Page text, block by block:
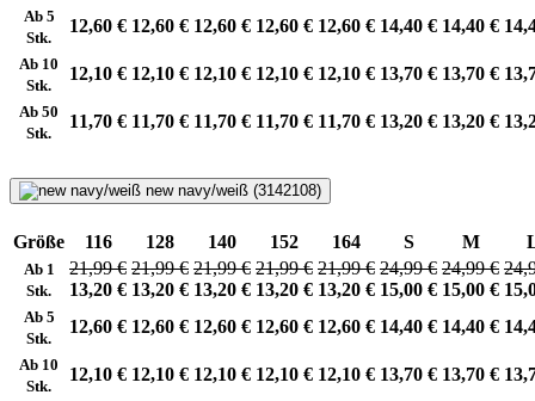
Ab 5
Stk.
12,60 € 12,60 € 12,60 € 12,60 € 12,60 € 14,40 € 14,40 €
Ab 10
Stk.
12,10 € 12,10 € 12,10 € 12,10 € 12,10 € 13,70 € 13,70 €
Ab 50
Stk.
11,70 € 11,70 € 11,70 € 11,70 € 11,70 € 13,20 € 13,20 €
new navy/weiß (3142108)
Größe 116 128 140 152 164 S M
Ab 1
Stk.
21,99 €
13,20 €
21,99 €
13,20 €
21,99 €
13,20 €
21,99 €
13,20 €
21,99 €
13,20 €
24,99 €
15,00 €
24,99 €
15,00 €
Ab 5
Stk.
12,60 € 12,60 € 12,60 € 12,60 € 12,60 € 14,40 € 14,40 €
Ab 10
Stk.
12,10 € 12,10 € 12,10 € 12,10 € 12,10 € 13,70 € 13,70 €